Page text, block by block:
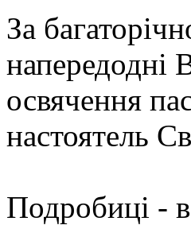
За
напередодні
освячення
настоятель
Подробиці - в